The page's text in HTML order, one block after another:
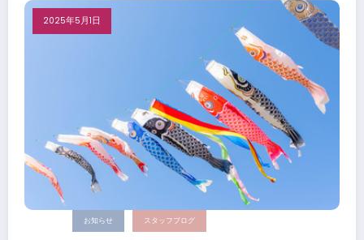
2025年5月1日
お知らせ スタッフブログ